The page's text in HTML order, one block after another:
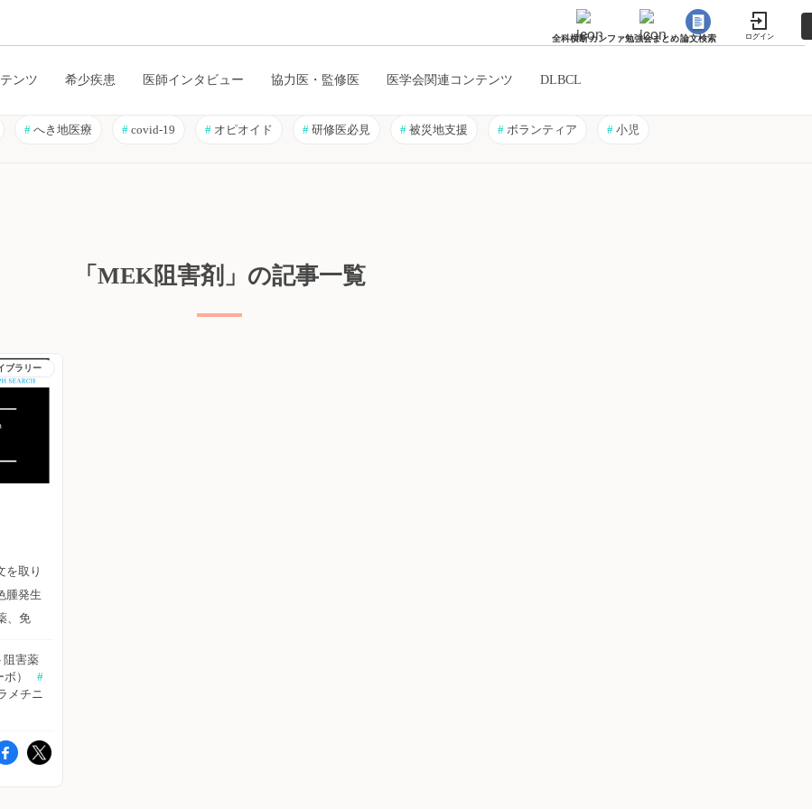
全科横断カンファ勉強会まとめ論文検索 ログイン
ンツ 希少疾患 医師インタビュー 協力医・監修医 医学会関連コンテンツ DLBCL
# へき地医療 # covid-19 # オピオイド # 研修医必見 # 被災地支援 # ボランティア # 小児
「MEK阻害剤」の記事一覧
ブラリー
を取り
腫発生
、免
ぜひ、
野 敦
クス
検索さ
阻害薬
）
#
メチニ